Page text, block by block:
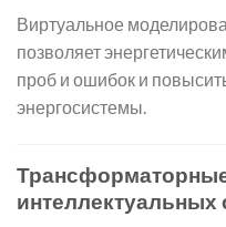
Виртуальное
позволяет
проб и ошибок и
энергосистемы.
интеллектуальных